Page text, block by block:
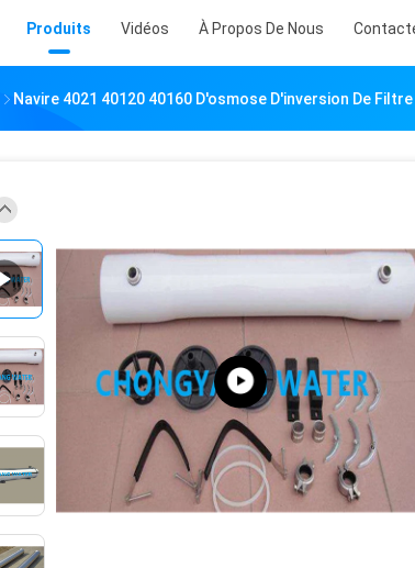
Produits Vidéos À Propos De Nous
Navire 4021 40120 40160 D'osmose D'inversion De